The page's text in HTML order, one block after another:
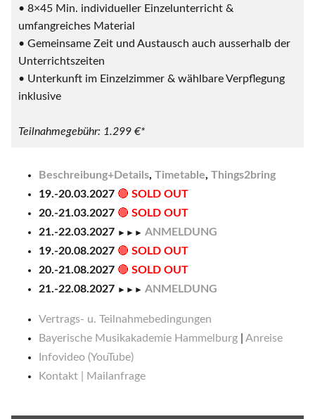
• 8×45 Min. individueller Einzelunterricht &
umfangreiches Material
• Gemeinsame Zeit und Austausch auch ausserhalb der
Unterrichtszeiten
• Unterkunft im Einzelzimmer & wählbare Verpflegung
inklusive
Teilnahmegebühr: 1.299 €*
Beschreibung+Details, Timetable, Things2bring
19.-20.03.2027 🔴 SOLD OUT
20.-21.03.2027 🔴 SOLD OUT
21.-22.03.2027 ►►► ANMELDUNG
19.-20.08.2027 🔴 SOLD OUT
20.-21.08.2027 🔴 SOLD OUT
21.-22.08.2027 ►►► ANMELDUNG
Vertrags- u. Teilnahmebedingungen
Bayerische Musikakademie Hammelburg
Anreise
Infovideo (YouTube)
Kontakt | Mailanfrage